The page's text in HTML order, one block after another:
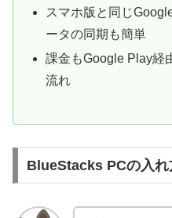
スマホ版と同じ
ータの同期も簡単
課金もGoogle Play経
流れ
BlueStacks PCの入れ